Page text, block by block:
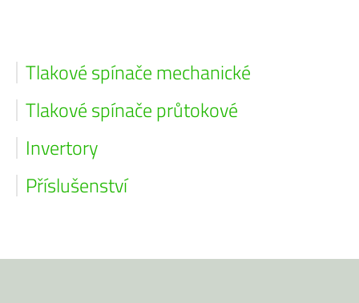
Tlakové spínače mechanické
Tlakové spínače průtokové
Invertory
Příslušenství